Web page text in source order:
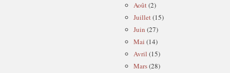
Août(2)
Juillet(15)
Juin (27)
Mai (14)
Avril (15)
Mars(28)